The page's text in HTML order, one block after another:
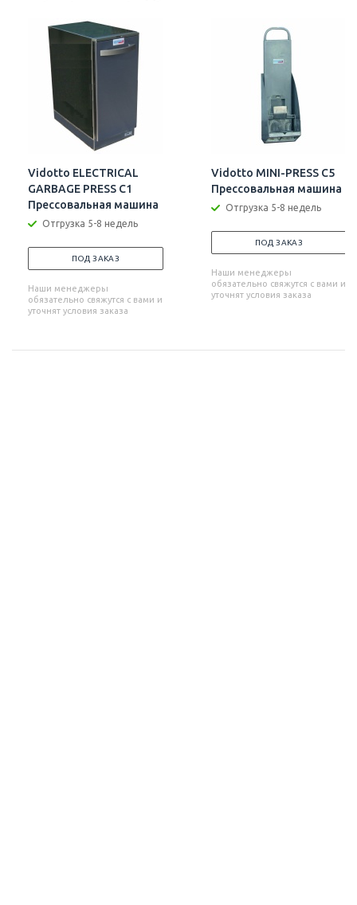
Vidotto ELECTRICAL
GARBAGE PRESS C1
Прессовальная машина
Отгрузка 5-8 недель
ПОД ЗАКАЗ
Наши менеджеры
обязательно свяжутся с вами и
уточнят условия заказа
Vidotto MINI-PRESS C5
Прессовальная машина
Отгрузка 5-8 недель
ПОД ЗАКАЗ
Наши менеджеры
обязательно свяжутся с вами и
уточнят условия заказа